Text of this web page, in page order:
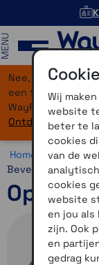
Nee, je bent niet
een flinke
WayPoint-
Ontdek hier wat
Home >Motor >
Bevestigingen
Optiline
Wij
website
beter te
cookies
van de
cookies
website
en jou
zijn. Ook
en
gedrag